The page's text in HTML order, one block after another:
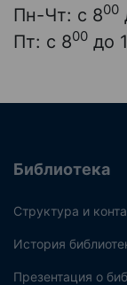
Пн-Чт: с 800
Пт: с 800 до
Библиотека
Структура и
История
Презентация о